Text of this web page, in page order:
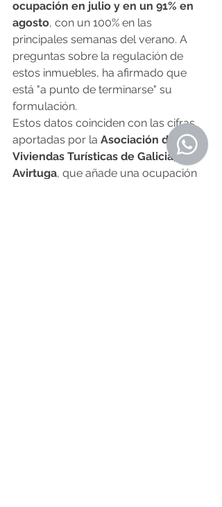
ocupación en julio y en un 91% en
agosto, con un 100% en las
principales semanas del verano. A
preguntas sobre la regulación de
estos inmuebles, ha afirmado que
está "a punto de terminarse" su
formulación.
Estos datos coinciden con las cifras
aportadas por la Asociación de
Viviendas Turísticas de Galicia,
Avirtuga, que añade una ocupación